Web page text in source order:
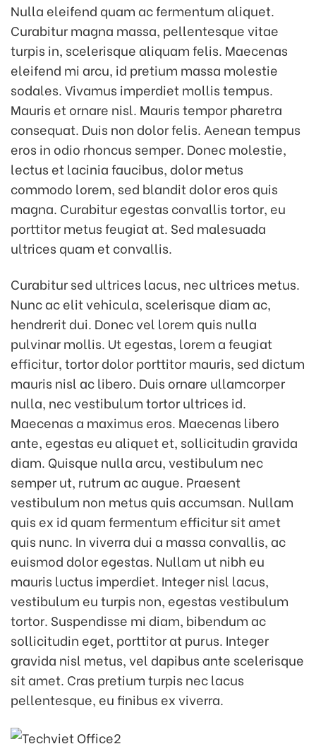
Nulla eleifend quam ac fermentum aliquet.
Curabitur magna massa, pellentesque vitae
turpis in, scelerisque aliquam felis. Maecenas
eleifend mi arcu, id pretium massa molestie
sodales. Vivamus imperdiet mollis tempus.
Mauris et ornare nisl. Mauris tempor pharetra
consequat. Duis non dolor felis. Aenean tempus
eros in odio rhoncus semper. Donec molestie,
lectus et lacinia faucibus, dolor metus
commodo lorem, sed blandit dolor eros quis
magna. Curabitur egestas convallis tortor, eu
porttitor metus feugiat at. Sed malesuada
ultrices quam et convallis.
Curabitur sed ultrices lacus, nec ultrices metus.
Nunc ac elit vehicula, scelerisque diam ac,
hendrerit dui. Donec vel lorem quis nulla
pulvinar mollis. Ut egestas, lorem a feugiat
efficitur, tortor dolor porttitor mauris, sed dictum
mauris nisl ac libero. Duis ornare ullamcorper
nulla, nec vestibulum tortor ultrices id.
Maecenas a maximus eros. Maecenas libero
ante, egestas eu aliquet et, sollicitudin gravida
diam. Quisque nulla arcu, vestibulum nec
semper ut, rutrum ac augue. Praesent
vestibulum non metus quis accumsan. Nullam
quis ex id quam fermentum efficitur sit amet
quis nunc. In viverra dui a massa convallis, ac
euismod dolor egestas. Nullam ut nibh eu
mauris luctus imperdiet. Integer nisl lacus,
vestibulum eu turpis non, egestas vestibulum
tortor. Suspendisse mi diam, bibendum ac
sollicitudin eget, porttitor at purus. Integer
gravida nisl metus, vel dapibus ante scelerisque
sit amet. Cras pretium turpis nec lacus
pellentesque, eu finibus ex viverra.